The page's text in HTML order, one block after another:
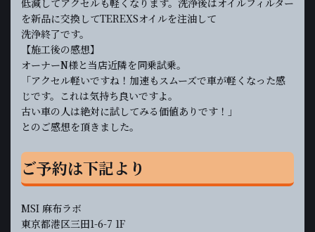
低減してアクセルも軽くなります。洗浄後はオイルフィルター
を新品に交換してTEREXSオイルを注油して
洗浄終了です。
【施工後の感想】
オーナーN様と当店近隣を同乗試乗。
「アクセル軽いですね！加速もスムーズで車が軽くなった感
じです。これは気持ち良いですよ。
古い車の人は絶対に試してみる価値ありです！」
とのご感想を頂きました。
ご予約は下記より
MSI 麻布ラボ
東京都港区三田1-6-7 1F